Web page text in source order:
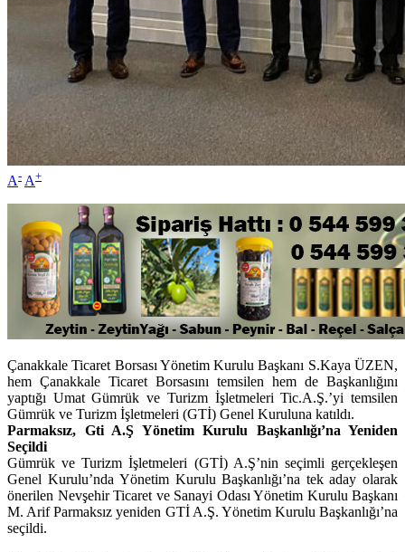
A- A+
Çanakkale Ticaret Borsası Yönetim Kurulu Başkanı S.Kaya ÜZEN,
hem Çanakkale Ticaret Borsasını temsilen hem de Başkanlığını
yaptığı Umat Gümrük ve Turizm İşletmeleri Tic.A.Ş.’yi temsilen
Gümrük ve Turizm İşletmeleri (GTİ) Genel Kuruluna katıldı.
Parmaksız, Gti A.Ş Yönetim Kurulu Başkanlığı’na Yeniden
Seçildi
Gümrük ve Turizm İşletmeleri (GTİ) A.Ş’nin seçimli gerçekleşen
Genel Kurulu’nda Yönetim Kurulu Başkanlığı’na tek aday olarak
önerilen Nevşehir Ticaret ve Sanayi Odası Yönetim Kurulu Başkanı
M. Arif Parmaksız yeniden GTİ A.Ş. Yönetim Kurulu Başkanlığı’na
seçildi.